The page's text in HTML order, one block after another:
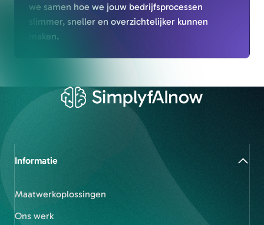
we samen hoe we jouw bedrijfsprocessen
slimmer, sneller en overzichtelijker kunnen
maken.
Informatie
Maatwerkoplossingen
Ons werk